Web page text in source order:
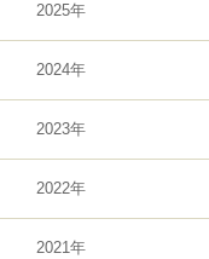
2025年
2024年
2023年
2022年
2021年